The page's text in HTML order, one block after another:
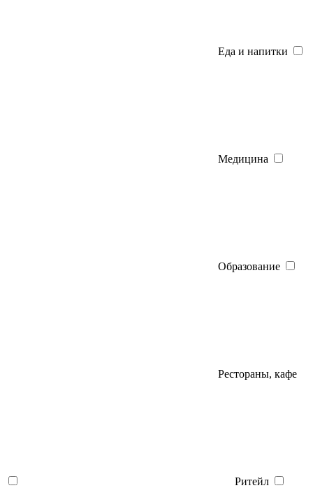
Еда и напитки
Медицина
Образование
Рестораны, кафе
Ритейл